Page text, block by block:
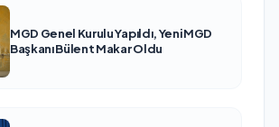
MGD Genel Kurulu Yapıldı, Yeni MGD
Başkanı Bülent Makar Oldu